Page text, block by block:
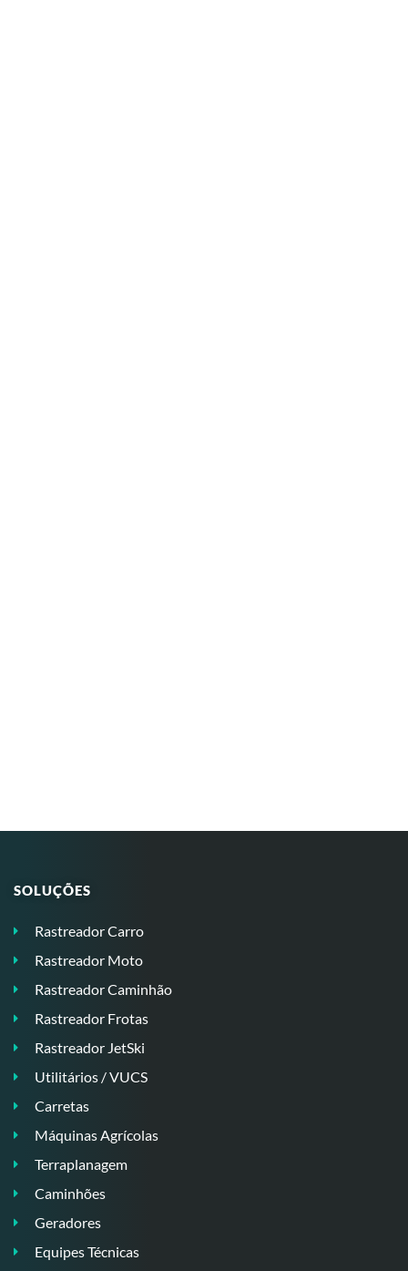
SOLUÇÕES
Rastreador Carro
Rastreador Moto
Rastreador Caminhão
Rastreador Frotas
Rastreador JetSki
Utilitários / VUCS
Carretas
Máquinas Agrícolas
Terraplanagem
Caminhões
Geradores
Equipes Técnicas